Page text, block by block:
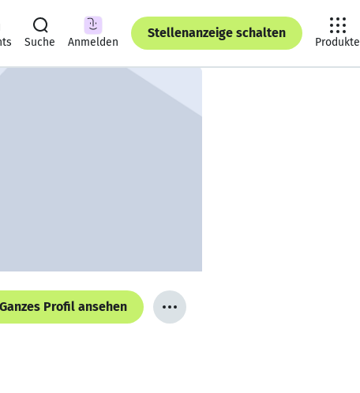
Suche Anmelden
Stellenanzeige schalten
Produkte
Ganzes Profil ansehen